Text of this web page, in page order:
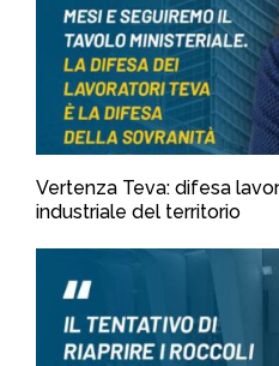
Vertenza Teva: difesa
industriale del territorio